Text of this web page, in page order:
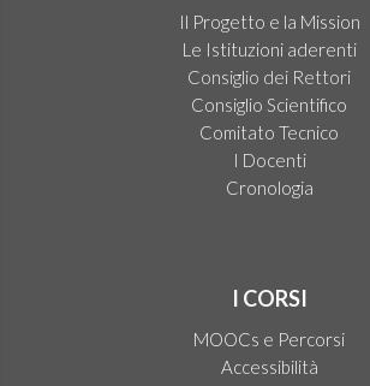
Il Progetto e la Mission
Le Istituzioni aderenti
Consiglio dei Rettori
Consiglio Scientifico
Comitato Tecnico
I Docenti
Cronologia
I CORSI
MOOCs e Percorsi
Accessibilità